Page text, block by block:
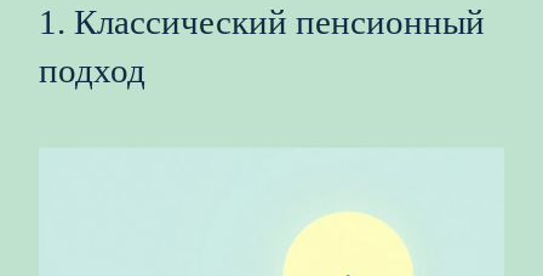
1. Классический пенсионный
подход